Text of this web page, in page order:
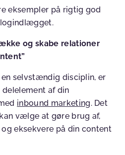
eksempler på rigtig god
og skabe relationer
selvstændig disciplin, er
af din
inbound marketing. Det
vælge at gøre brug af,
eksekvere på din content